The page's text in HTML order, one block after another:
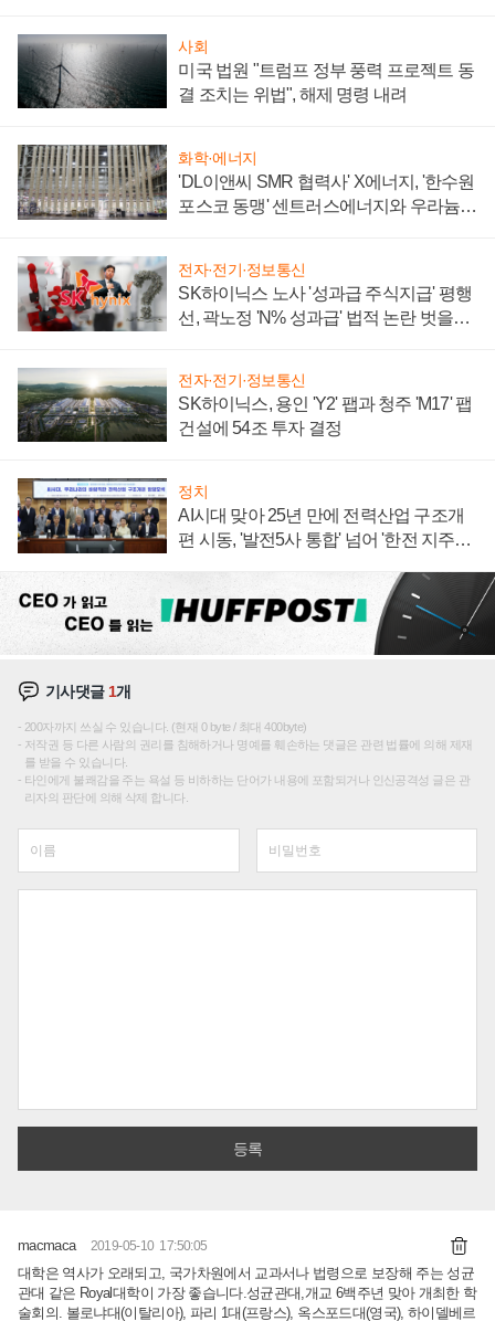
사회
미국 법원 "트럼프 정부 풍력 프로젝트 동
결 조치는 위법", 해제 명령 내려
화학·에너지
'DL이앤씨 SMR 협력사' X에너지, '한수원
포스코 동맹' 센트러스에너지와 우라늄
전자·전기·정보통신
SK하이닉스 노사 '성과급 주식지급' 평행
선, 곽노정 'N% 성과급' 법적 논란 벗을지
전자·전기·정보통신
SK하이닉스, 용인 'Y2' 팹과 청주 'M17' 팹
건설에 54조 투자 결정
정치
AI시대 맞아 25년 만에 전력산업 구조개
편 시동, '발전5사 통합' 넘어 '한전 지주사'
기사댓글 1개
200자까지 쓰실 수 있습니다. (현재 0 byte / 최대 400byte)
저작권 등 다른 사람의 권리를 침해하거나 명예를 훼손하는 댓글은 관련 법률에 의해 제재
를 받을 수 있습니다.
타인에게 불쾌감을 주는 욕설 등 비하하는 단어가 내용에 포함되거나 인신공격성 글은 관
리자의 판단에 의해 삭제 합니다.
macmaca 2019-05-10 17:50:05
대학은 역사가 오래되고, 국가차원에서 교과서나 법령으로 보장해 주는 성균
관대 같은 Royal대학이 가장 좋습니다.성균관대,개교 6백주년 맞아 개최한 학
술회의. 볼로냐대(이탈리아), 파리 1대(프랑스), 옥스포드대(영국), 하이델베르